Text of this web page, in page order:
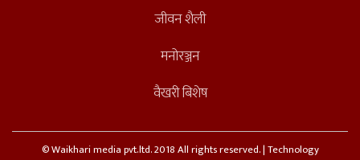
जीवन शैली
मनोरञ्जन
वैखरी बिशेष
© Waikhari media pvt.ltd. 2018 All rights reserved. | Technology